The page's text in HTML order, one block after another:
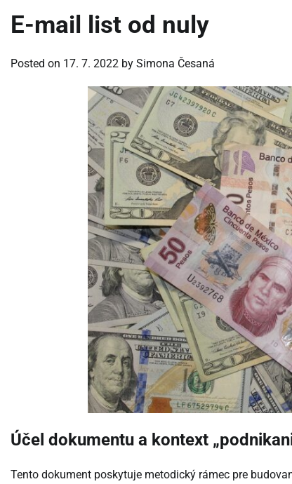
E-mail list od nuly
Posted on 17. 7. 2022 by Simona Česaná
Účel dokumentu a kontext
Tento dokument poskytuje metodický rámec pre